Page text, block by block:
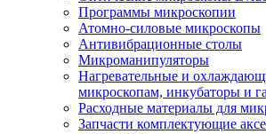
Программы микроскопии
Атомно-силовые микроскопы
Антивибрационные столы
Микроманипуляторы
Нагревательные и
микроскопам, инкубаторы и
Расходные материалы для
Запчасти комплектующие